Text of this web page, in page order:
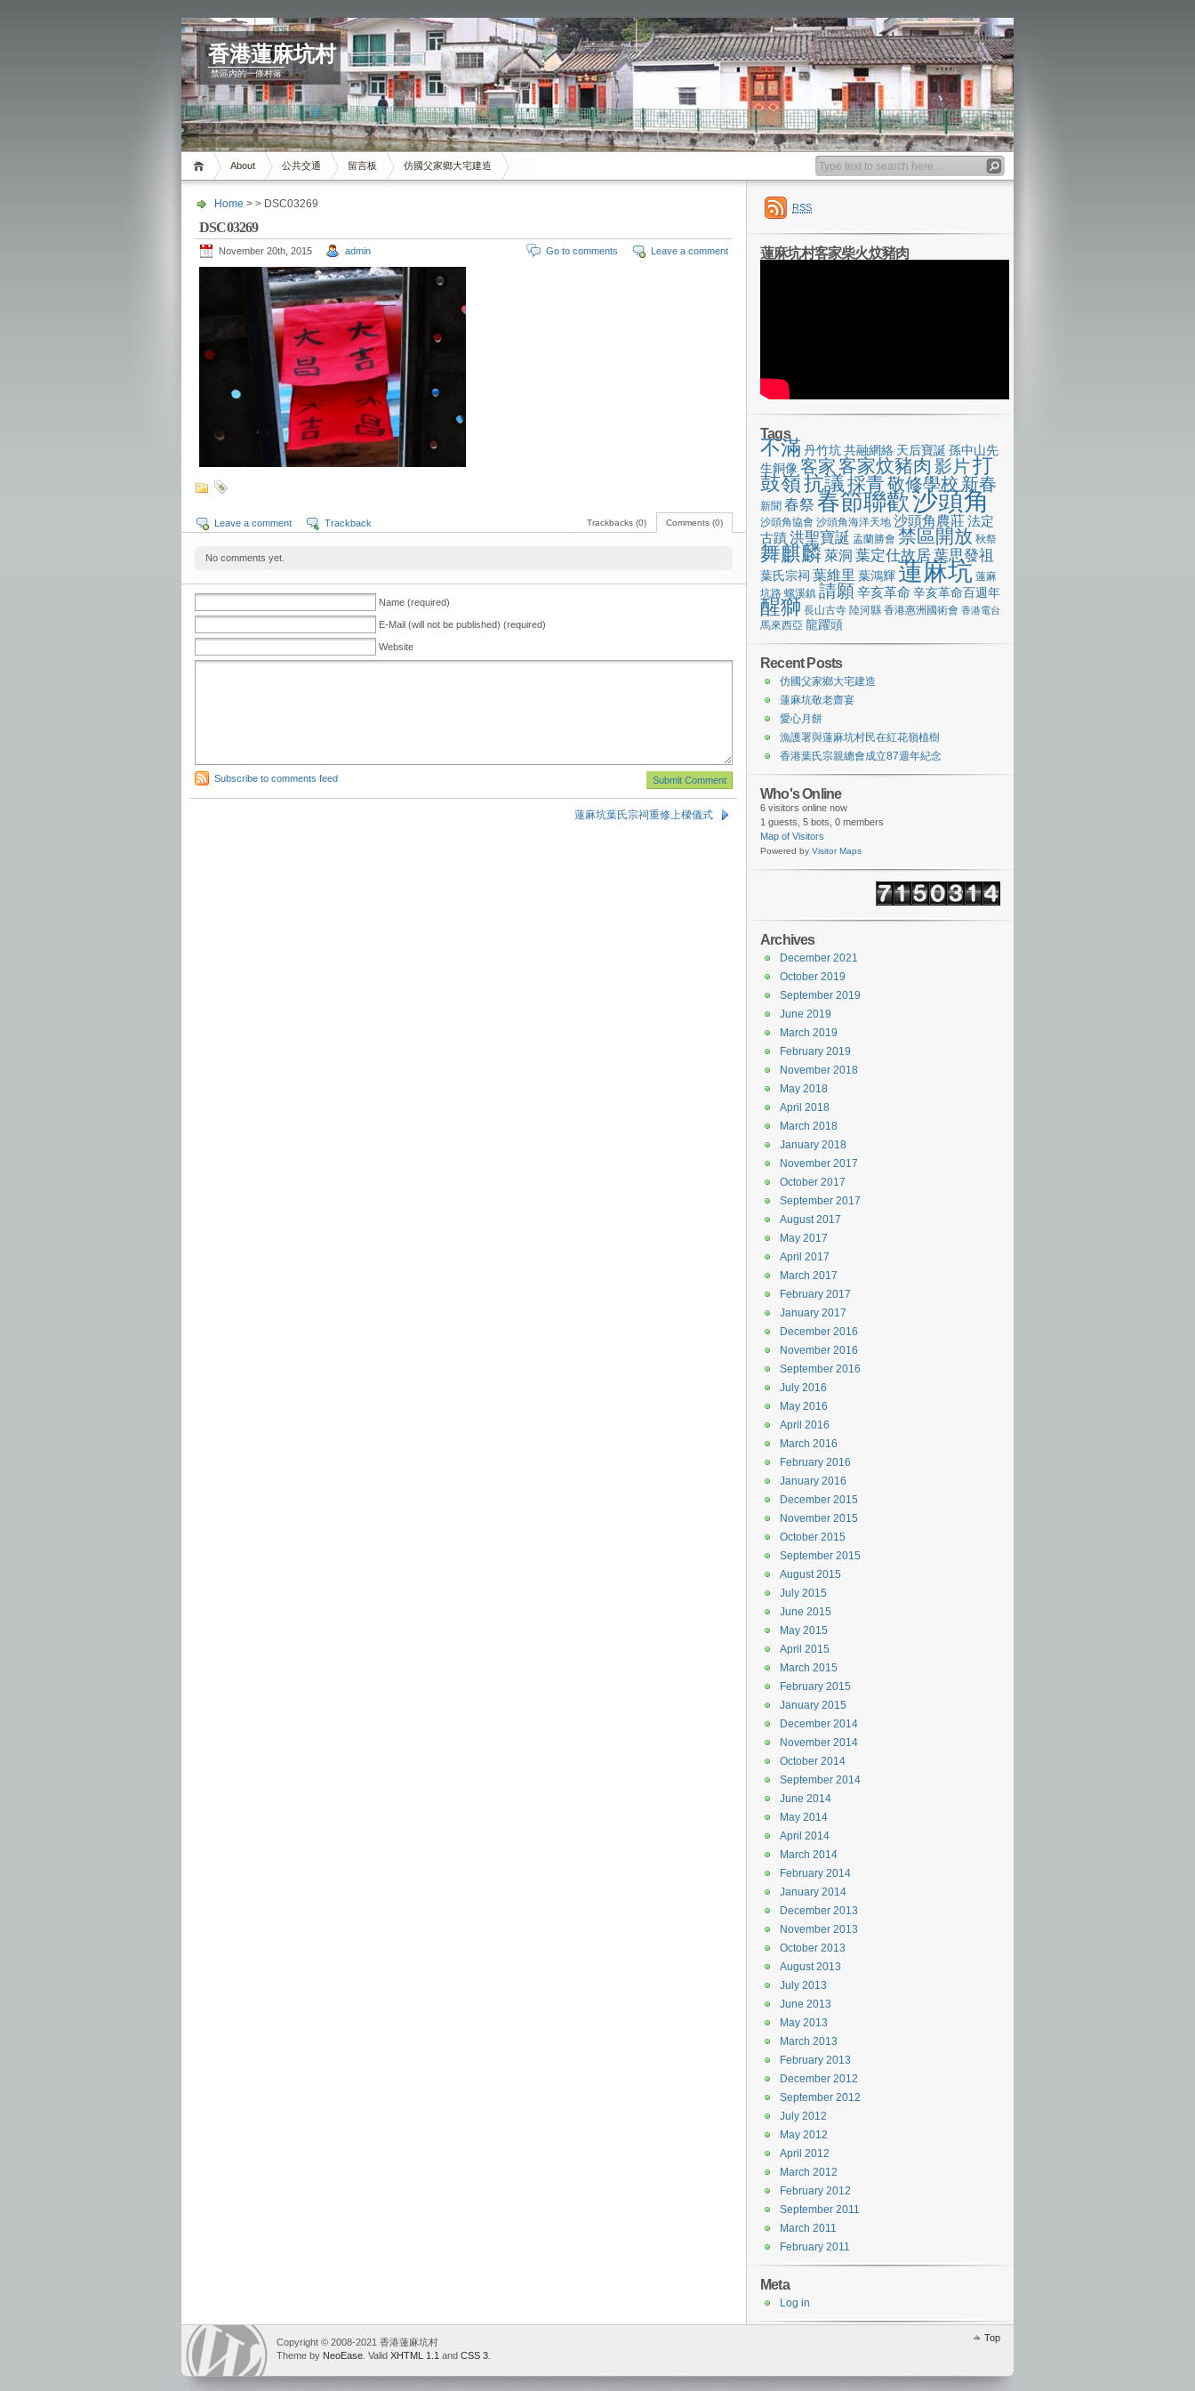
Banner
香港蓮麻坑村
禁區內的一條村落
About 公共交通 留言板 仿國父家鄉大宅建造
Home > > DSC03269
DSC03269
November 20th, 2015 admin Leave a comment
Go to comments
Comments (0)
Trackbacks (0)
Leave a comment Trackback
No comments yet.
Name (required)
E-Mail (will not be published) (required)
Website
Subscribe to comments feed
蓮麻坑葉氏宗祠重修上樑儀式
RSS
蓮麻坑村客家柴火炆豬肉
Tags
不滿 丹竹坑共融網絡 天后寶誕 孫中山先
生銅像 客家客家炆豬肉 影片打
鼓嶺抗議採青敬修學校 新春
新聞 春祭 春節聯歡沙頭角
沙頭角協會 沙頭角海洋天地 沙頭角農莊法定
古蹟洪聖寶誕 盂蘭勝會 禁區開放 秋祭
舞麒麟萊洞 葉定仕故居葉思發祖
葉氏宗祠 葉維里 葉鴻輝蓮麻坑 蓮麻
坑路 螺溪鎮 請願辛亥革命 辛亥革命百週年
醒獅 長山古寺 陸河縣 香港惠洲國術會 香港電台
馬來西亞 龍躍頭
Recent Posts
仿國父家鄉大宅建造
蓮麻坑敬老齋宴
愛心月餅
漁護署與蓮麻坑村民在紅花嶺植樹
香港葉氏宗親總會成立87週年紀念
Who's Online
6 visitors online now
1 guests, 5 bots, 0 members
Map of Visitors
Powered by Visitor Maps
Archives
December 2021
October 2019
September 2019
June 2019
March 2019
February 2019
November 2018
May 2018
April 2018
March 2018
January 2018
November 2017
October 2017
September 2017
August 2017
May 2017
April 2017
March 2017
February 2017
January 2017
December 2016
November 2016
September 2016
July 2016
May 2016
April 2016
March 2016
February 2016
January 2016
December 2015
November 2015
October 2015
September 2015
August 2015
July 2015
June 2015
May 2015
April 2015
March 2015
February 2015
January 2015
December 2014
November 2014
October 2014
September 2014
June 2014
May 2014
April 2014
March 2014
February 2014
January 2014
December 2013
November 2013
October 2013
August 2013
July 2013
June 2013
May 2013
March 2013
February 2013
December 2012
September 2012
July 2012
May 2012
April 2012
March 2012
February 2012
September 2011
March 2011
February 2011
Meta
Log in
Top
Copyright © 2008-2021 香港蓮麻坑村
Theme by NeoEase . Valid XHTML 1.1 and CSS 3